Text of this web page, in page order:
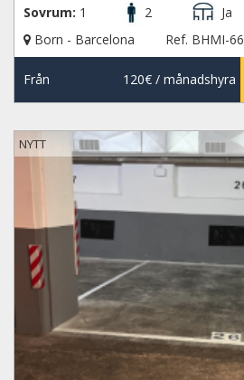
Sovrum: 1 2 Ja
Born - Barcelona
Ref. BHMI-66
Från 120€/ månadshyra
NYTT